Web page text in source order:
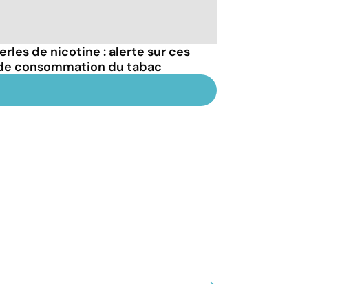
de nicotine : alerte sur ces
consommation du tabac